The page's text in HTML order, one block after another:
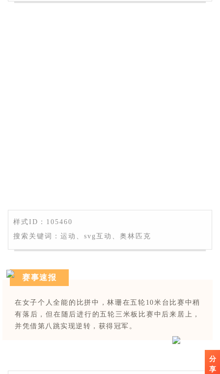
样式ID：105460
搜索关键词：运动、svg互动、奥林匹克
赛事速报
在女子个人全能的比拼中，林珊在五轮10米台比赛中稍
有落后，但在随后进行的五轮三米板比赛中后来居上，
并凭借第八跳实现逆转，获得冠军。
分
享